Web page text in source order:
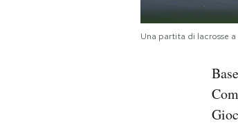
Una partita di lacrosse